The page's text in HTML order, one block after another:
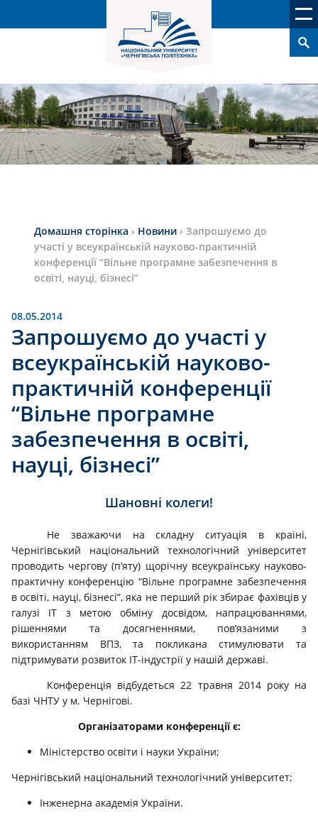
Домашня сторінка › Новини › Запрошуємо до
участі у всеукраїнській науково-практичній
конференції “Вільне програмне забезпечення в
освіті, науці, бізнесі”
08.05.2014
Запрошуємо до участі у
всеукраїнській науково-
практичній конференції
“Вільне програмне
забезпечення в освіті,
науці, бізнесі”
Шановні колеги!
Не зважаючи на складну ситуація в країні,
Чернігівський національний технологічний університет
проводить чергову (п’яту) щорічну всеукраїнську науково-
практичну конференцію “Вільне програмне забезпечення
в освіті, науці, бізнесі”, яка не перший рік збирає фахівців у
галузі ІТ з метою обміну досвідом, напрацюваннями,
рішеннями та досягненнями, пов’язаними з
використанням ВПЗ, та покликана стимулювати та
підтримувати розвиток ІТ-індустрії у нашій державі.
Конференція відбудеться 22 травня 2014 року на
базі ЧНТУ у м. Чернігові.
Організаторами конференції є:
Міністерство освіти і науки України;
Чернігівський національний технологічний університет;
Інженерна академія України.